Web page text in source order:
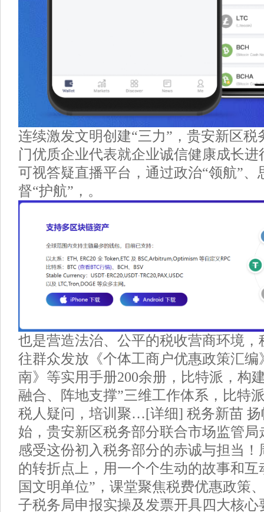
连续激发文明创建“三力”，贵安新区税
门优质企业代表就企业诚信健康成长
可视答疑直播平台，通过政治“领航”、
督“护航”，。
也是营造法治、公平的税收营商环境，
往群众发放《个体工商户优惠政策汇编
南》等实用手册200余册，比特派，构
融合、阵地支撑”三维工作体系，比特
税人疑问，培训聚…[详细] 税务新苗
始，贵安新区税务部分联合市场监管
感受这份初入税务部分的赤诚与担当
的转折点上，用一个个生动的故事和
国文明单位”，课堂聚焦税费优惠政策
子税务局申报实操及发票开具四大核心